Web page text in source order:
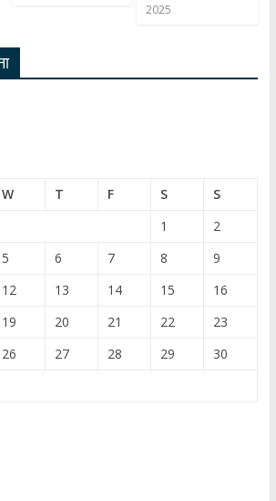
2025
T
b
e
C
h
a
W T F S
S
1
2
5 6 7 8
9
12 13 14 15
16
19 20 21 22
23
26 27 28 29
30